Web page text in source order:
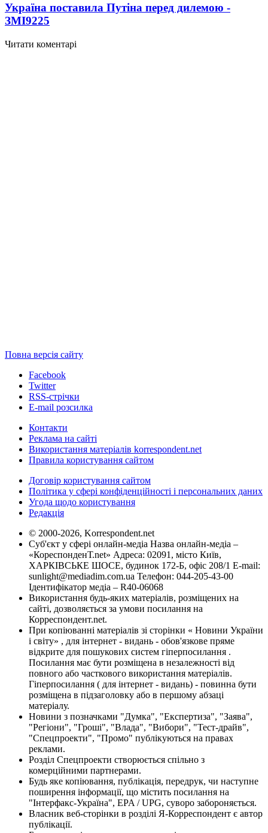
Україна поставила Путіна перед дилемою -
ЗМІ9225
Читати коментарі
Повна версія сайту
Facebook
Twitter
RSS-стрічки
E-mail розсилка
Контакти
Реклама на сайті
Використання матеріалів korrespondent.net
Правила користування сайтом
Договір користування сайтом
Політика у сфері конфіденційності і персональних даних
Угода щодо користування
Редакція
© 2000-2026, Korrespondent.net
Суб'єкт у сфері онлайн-медіа Назва онлайн-медіа –
«КореспонденТ.net» Адреса: 02091, місто Київ,
ХАРКІВСЬКЕ ШОСЕ, будинок 172-Б, офіс 208/1 E-mail:
sunlight@mediadim.com.ua Телефон: 044-205-43-00
Ідентифікатор медіа – R40-06068
Використання будь-яких матеріалів, розміщених на
сайті, дозволяється за умови посилання на
Корреспондент.net.
При копіюванні матеріалів зі сторінки « Новини України
і світу» , для інтернет - видань - обов'язкове пряме
відкрите для пошукових систем гіперпосилання .
Посилання має бути розміщена в незалежності від
повного або часткового використання матеріалів.
Гіперпосилання ( для інтернет - видань) - повинна бути
розміщена в підзаголовку або в першому абзаці
матеріалу.
Новини з позначками "Думка", "Експертиза", "Заява",
"Регіони", "Гроші", "Влада", "Вибори", "Тест-драйв",
"Спецпроекти", "Промо" публікуються на правах
реклами.
Розділ Спецпроекти створюється спільно з
комерційними партнерами.
Будь яке копіювання, публікація, передрук, чи наступне
поширення інформації, що містить посилання на
"Інтерфакс-Україна", EPA / UPG, суворо забороняється.
Власник веб-сторінки в розділі Я-Корреспондент є автор
публікації.